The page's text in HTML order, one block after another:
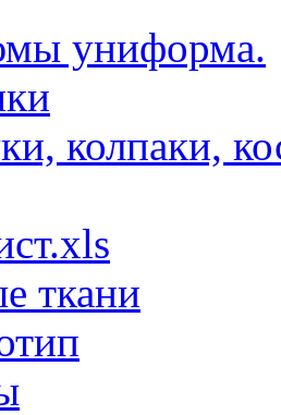
униформа.
колпаки,
ткани